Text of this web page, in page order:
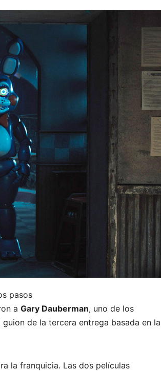
pasos
a Gary Dauberman, uno de los
de la tercera entrega basada en la
la franquicia. Las dos películas